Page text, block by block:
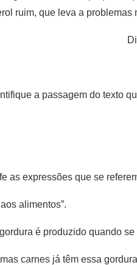
ruim, que leva a problemas
a passagem do texto
as expressões que se
alimentos”.
é produzido quando
carnes já têm essa